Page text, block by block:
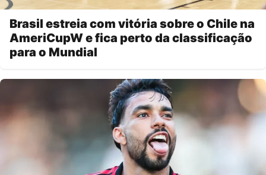
Brasil estreia com vitória sobre o Chile na
AmeriCupW e fica perto da classificação
para o Mundial